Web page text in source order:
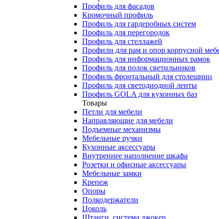
Профиль для фасадов
Кромочный профиль
Профиль для гардеробных систем
Профиль для перегородок
Профиль для стеллажей
Профили для рам и опор корпусной
Профиль для информационных рамок
Профиль для полок светильников
Профиль фронтальный для столешниц
Профиль для светодиодной ленты
Профиль GOLA для кухонных баз
Товары
Петли для мебели
Направляющие для мебели
Подъемные механизмы
Мебельные ручки
Кухонные аксессуары
Внутреннее наполнение шкафа
Розетки и офисные аксессуары
Мебельные замки
Крепеж
Опоры
Полкодержатели
Цоколь
Штанги, система джокер